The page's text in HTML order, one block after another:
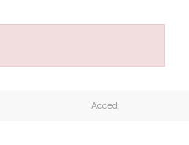
Accedi